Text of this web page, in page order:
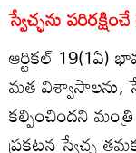
స్వేచ్ఛను
ఆర్టికల్ 19(1ఏ)
మత విశ్వాసాలను,
కల్పించిందని
ప్రకటన స్వేచ్ఛ